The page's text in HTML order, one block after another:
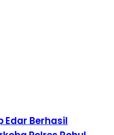
Edar Berhasil